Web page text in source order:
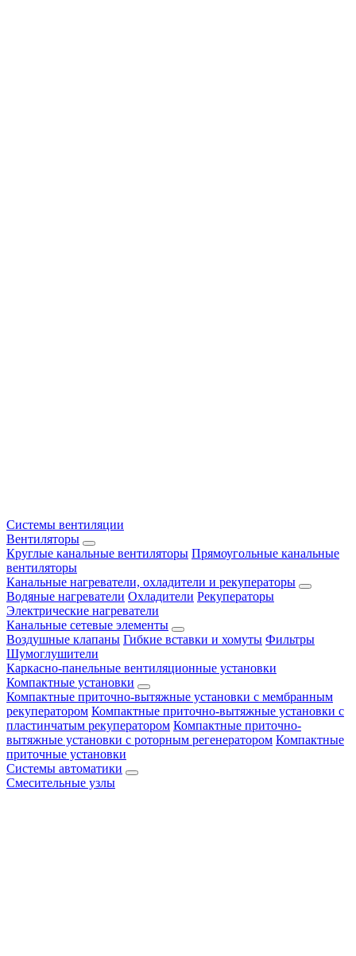
Системы вентиляции
Вентиляторы
Круглые канальные вентиляторы Прямоугольные канальные
вентиляторы
Канальные нагреватели, охладители и рекуператоры
Водяные нагреватели Охладители Рекуператоры
Электрические нагреватели
Канальные сетевые элементы
Воздушные клапаны Гибкие вставки и хомуты Фильтры
Шумоглушители
Каркасно-панельные вентиляционные установки
Компактные установки
Компактные приточно-вытяжные установки с мембранным
рекуператором Компактные приточно-вытяжные установки с
пластинчатым рекуператором Компактные приточно-
вытяжные установки с роторным регенератором Компактные
приточные установки
Системы автоматики
Смесительные узлы